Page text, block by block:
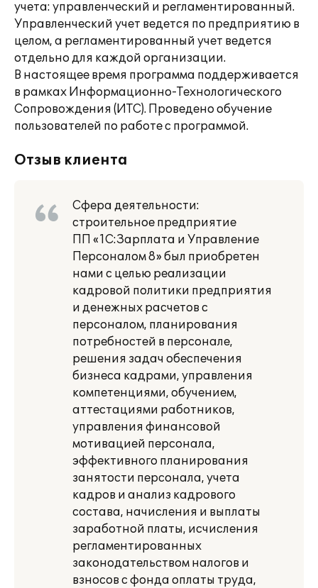
учета: управленческий и регламентированный.
Управленческий учет ведется по предприятию в
целом, а регламентированный учет ведется
отдельно для каждой организации.
В настоящее время программа поддерживается
в рамках Информационно-Технологического
Сопровождения (ИТС). Проведено обучение
пользователей по работе с программой.
Отзыв клиента
Сфера деятельности:
строительное предприятие
ПП «1С:Зарплата и Управление
Персоналом 8» был приобретен
нами с целью реализации
кадровой политики предприятия
и денежных расчетов с
персоналом, планирования
потребностей в персонале,
решения задач обеспечения
бизнеса кадрами, управления
компетенциями, обучением,
аттестациями работников,
управления финансовой
мотивацией персонала,
эффективного планирования
занятости персонала, учета
кадров и анализ кадрового
состава, начисления и выплаты
заработной платы, исчисления
регламентированных
законодательством налогов и
взносов с фонда оплаты труда,